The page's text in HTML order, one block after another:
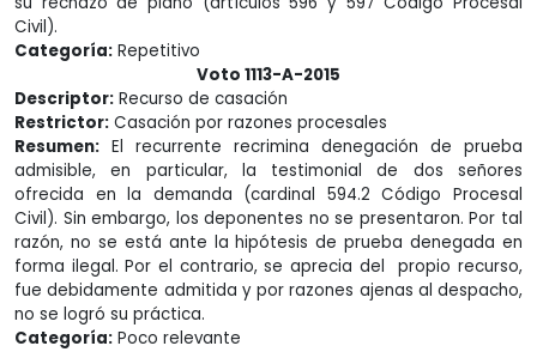
Civil).
Categoría: Repetitivo
Voto 1113-A-2015
Descriptor: Recurso de casación
Restrictor: Casación por razones procesales
Resumen: El recurrente recrimina denegación de prueba
admisible, en particular, la testimonial de dos señores
ofrecida en la demanda (cardinal 594.2 Código Procesal
Civil). Sin embargo, los deponentes no se presentaron. Por tal
razón, no se está ante la hipótesis de prueba denegada en
forma ilegal. Por el contrario, se aprecia del propio recurso,
fue debidamente admitida y por razones ajenas al despacho,
no se logró su práctica.
Categoría: Poco relevante